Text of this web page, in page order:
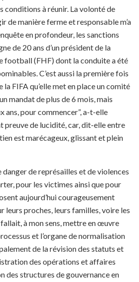
conditions à réunir. La volonté de
de manière ferme et responsable m’a
en profondeur, les sanctions
de 20 ans d’un président de la
football (FHF) dont la conduite a été
C’est aussi la première fois
la FIFA qu’elle met en place un comité
mandat de plus de 6 mois, mais
ans, pour commencer”, a-t-elle
preuve de lucidité, car, dit-elle entre
est marécageux, glissant et plein
danger de représailles et de violences
pour les victimes ainsi que pour
aujourd’hui courageusement
leurs proches, leurs familles, voire les
à mon sens, mettre en œuvre
et l’organe de normalisation
de la révision des statuts et
des opérations et affaires
des structures de gouvernance en